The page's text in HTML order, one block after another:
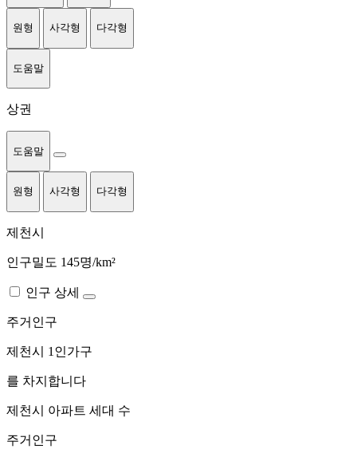
원형 사각형 다각형
도움말
상권
도움말
원형 사각형 다각형
제천시
인구밀도 145명/km²
인구 상세
주거인구
제천시 1인가구
를 차지합니다
제천시 아파트 세대 수
주거인구